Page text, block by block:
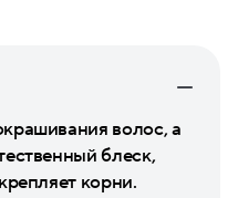
волос, а
блеск,
корни.